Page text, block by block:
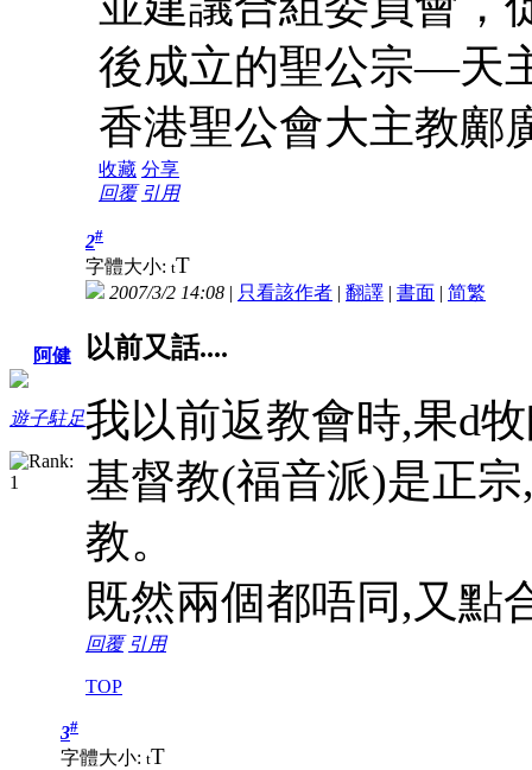
後成立的聖公宗—天
香港聖公會大主教鄺
收藏 分享
回覆 引用
阿健
遊子駐足
2#
字體大小: tT
2007/3/2 14:08 | 只看該作者 | 翻譯 | 書面 | 简繁
以前又話....
我以前返教會時,果d
基督教(福音派)是正
教。
既然兩個都唔同,又點
回覆 引用
TOP
3#
字體大小: tT